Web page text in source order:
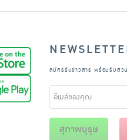
สมัครรับข่าวสาร พร้อมรับส่ว
สุภาพบุรุษ